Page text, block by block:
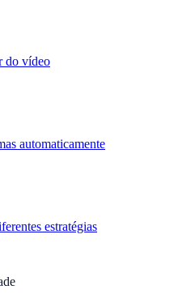
do vídeo
automaticamente
estratégias